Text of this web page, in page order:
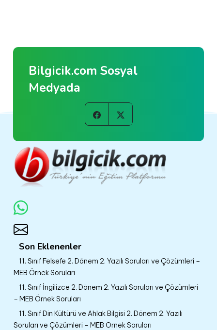
Bilgicik.com Sosyal
Medyada
Son Eklenenler
11. Sınıf Felsefe 2. Dönem 2. Yazılı Soruları ve Çözümleri –
MEB Örnek Soruları
11. Sınıf İngilizce 2. Dönem 2. Yazılı Soruları ve Çözümleri
– MEB Örnek Soruları
11. Sınıf Din Kültürü ve Ahlak Bilgisi 2. Dönem 2. Yazılı
Soruları ve Çözümleri – MEB Örnek Soruları